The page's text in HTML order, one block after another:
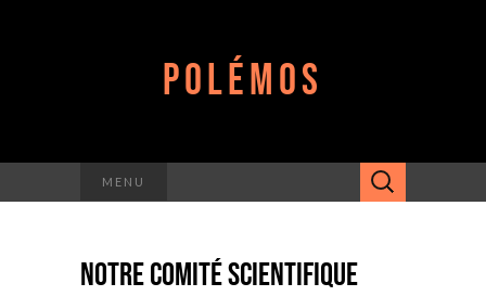
POLÉMOS
MENU Rechercher :
NOTRE COMITÉ SCIENTIFIQUE